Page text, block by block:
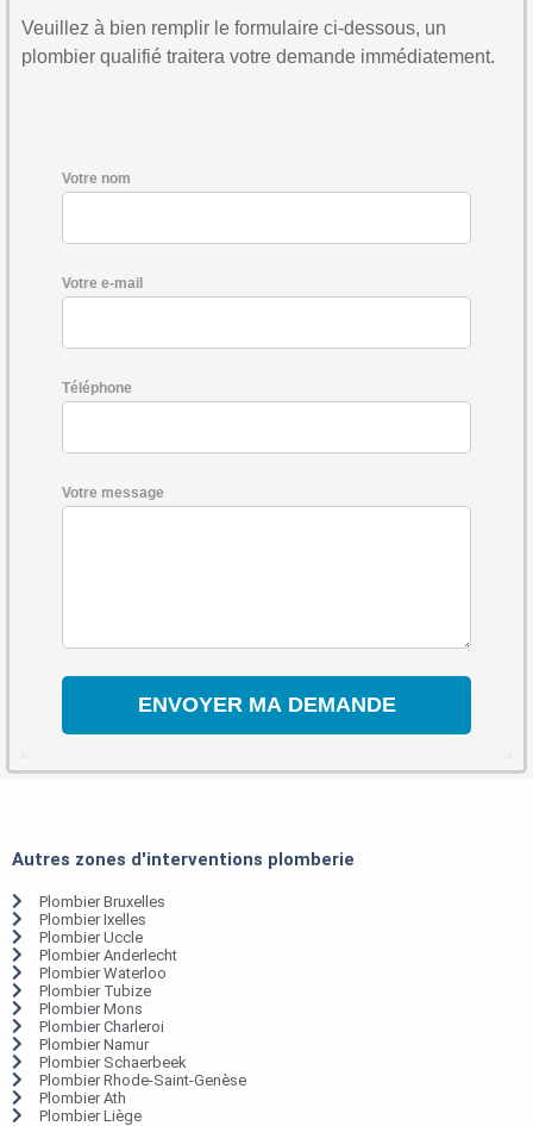
Veuillez à bien remplir le formulaire ci-dessous, un
plombier qualifié traitera votre demande immédiatement.
Votre nom
Votre e-mail
Téléphone
Votre message
Autres zones d'interventions plomberie
Plombier Bruxelles
Plombier Ixelles
Plombier Uccle
Plombier Anderlecht
Plombier Waterloo
Plombier Tubize
Plombier Mons
Plombier Charleroi
Plombier Namur
Plombier Schaerbeek
Plombier Rhode-Saint-Genèse
Plombier Ath
Plombier Liège